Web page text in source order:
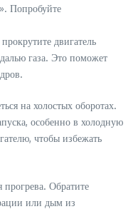
Попробуйте
двигатель
газа. Это поможет
на холостых оборотах.
особенно в холодную
чтобы избежать
прогрева. Обратите
или дым из